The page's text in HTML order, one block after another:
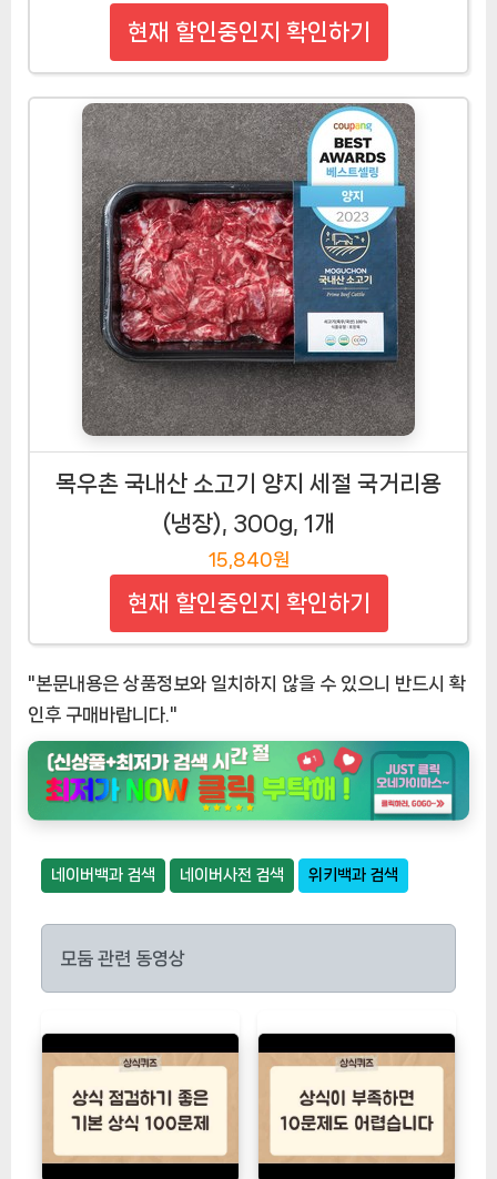
현재 할인중인지 확인하기
목우촌 국내산 소고기 양지 세절 국거리용
(냉장), 300g, 1개
15,840원
현재 할인중인지 확인하기
"본문내용은 상품정보와 일치하지 않을 수 있으니 반드시 확
인후 구매바랍니다."
네이버백과 검색 네이버사전 검색 위키백과 검색
모둠 관련 동영상